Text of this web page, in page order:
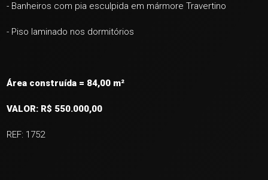
- Banheiros com pia esculpida em mármore Travertino
- Piso laminado nos dormitórios
Área construída = 84,00 m²
VALOR: R$ 550.000,00
REF: 1752